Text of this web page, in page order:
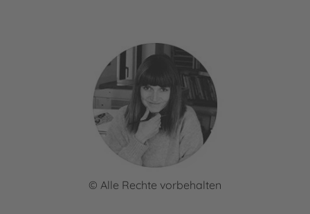
© Alle Rechte vorbehalten